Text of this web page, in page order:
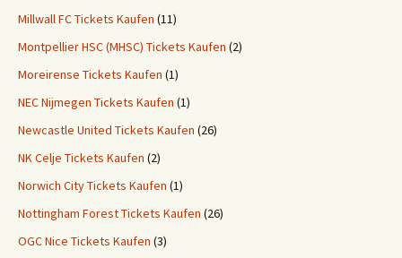
Millwall FC Tickets Kaufen (11)
Montpellier HSC (MHSC) Tickets Kaufen (2)
Moreirense Tickets Kaufen (1)
NEC Nijmegen Tickets Kaufen (1)
Newcastle United Tickets Kaufen (26)
NK Celje Tickets Kaufen (2)
Norwich City Tickets Kaufen (1)
Nottingham Forest Tickets Kaufen (26)
OGC Nice Tickets Kaufen (3)